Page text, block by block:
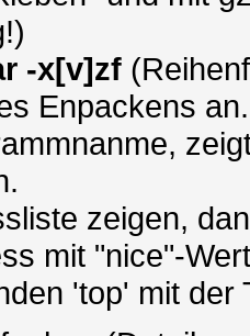
-x[v]zf
Enpackens an.
zeigen,
mit "nice"-
'top' mit der